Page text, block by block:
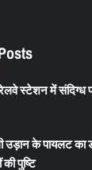
स्टेशन में संदिग्ध
के पायलट का
पुष्टि